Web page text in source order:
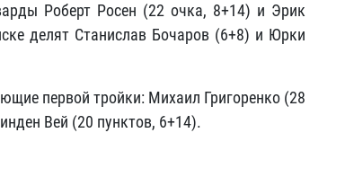
Роберт Росен (22 очка, 8+14) и Эрик
делят Станислав Бочаров (6+8) и Юрки
первой тройки: Михаил Григоренко (28
Вей (20 пунктов, 6+14).